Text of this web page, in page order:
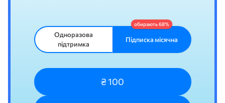
Одноразова
підтримка
Підписка місячна
₴ 100